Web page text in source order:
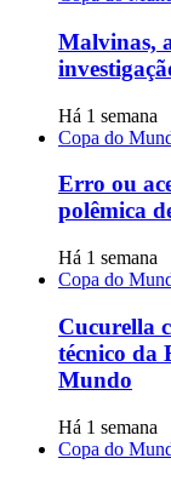
Malvinas,
Há 1 semana
Copa do
Erro ou
polêmica
Há 1 semana
Copa do
Cucurella
técnico da
Mundo
Há 1 semana
Copa do